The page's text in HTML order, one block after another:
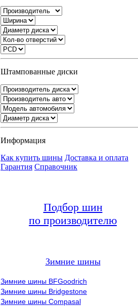
Штампованные диски
Информация
Как купить шины Доставка и оплата
Гарантия Справочник
Подбор шин
по производителю
Зимние шины
Зимние шины BFGoodrich
Зимние шины Bridgestone
Зимние шины Compasal